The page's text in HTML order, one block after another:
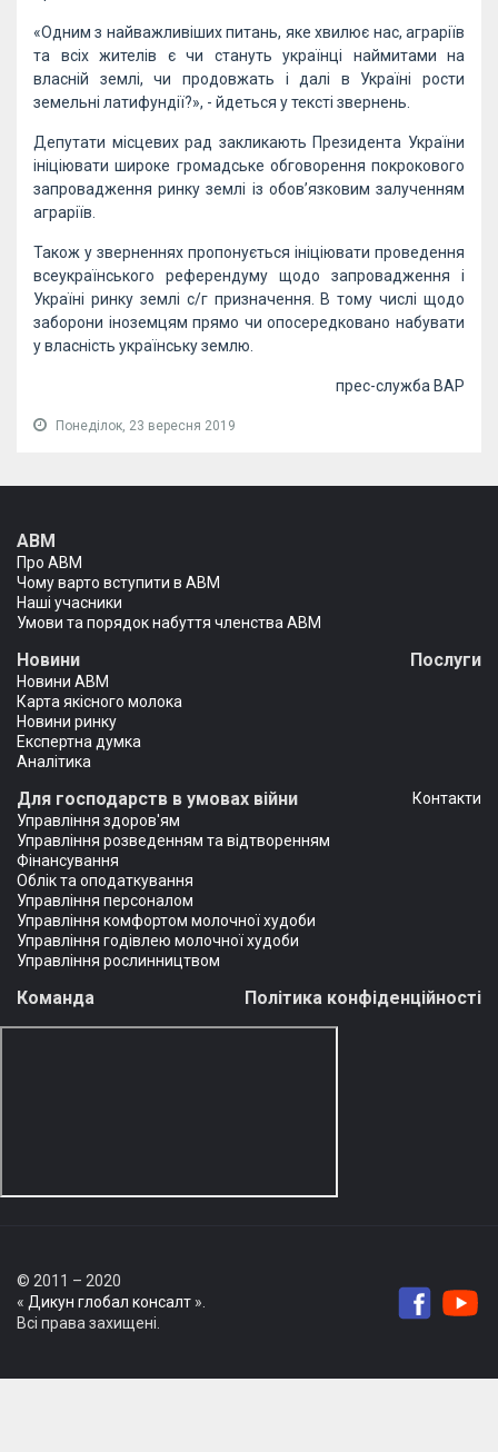
«Одним з найважливіших питань, яке хвилює нас, аграріїв
та всіх жителів є чи стануть українці наймитами на
власній землі, чи продовжать і далі в Україні рости
земельні латифундії?», - йдеться у тексті звернень.
Депутати місцевих рад закликають Президента України
ініціювати широке громадське обговорення покрокового
запровадження ринку землі із обов’язковим залученням
аграріїв.
Також у зверненнях пропонується ініціювати проведення
всеукраїнського референдуму щодо запровадження і
Україні ринку землі с/г призначення. В тому числі щодо
заборони іноземцям прямо чи опосередковано набувати
у власність українську землю.
прес-служба ВАР
Понеділок, 23 вересня 2019
АВМ
Про АВМ
Чому варто вступити в АВМ
Наші учасники
Умови та порядок набуття членства АВМ
Новини
Новини АВМ
Карта якісного молока
Новини ринку
Експертна думка
Аналітика
Послуги
Для господарств в умовах війни
Управління здоров'ям
Управління розведенням та відтворенням
Фінансування
Облік та оподаткування
Управління персоналом
Управління комфортом молочної худоби
Управління годівлею молочної худоби
Управління рослинництвом
Контакти
Команда Політика конфіденційності
© 2011 – 2020
« Дикун глобал консалт ».
Всі права захищені.